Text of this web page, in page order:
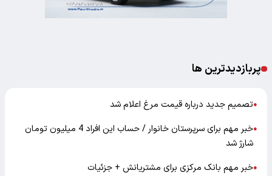
پربازدیدترین ها
●تصمیم جدید درباره قیمت مرغ اعلام شد
●
خبر مهم برای سرپرستان خانوار / حساب این افراد 4 میلیون تومان
شارژ شد
●خبر مهم بانک مرکزی برای مشتریانش + جزئیات